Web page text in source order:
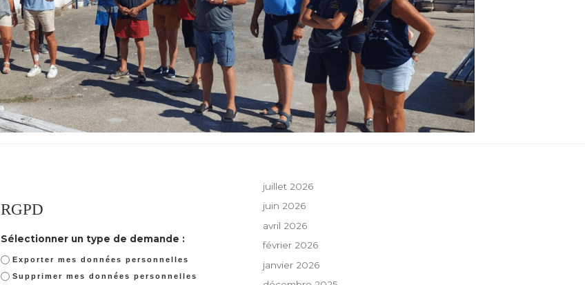
RGPD
Sélectionner un type de demande :
Exporter mes données personnelles
Supprimer mes données personnelles
juillet 2026
juin 2026
avril 2026
février 2026
janvier 2026